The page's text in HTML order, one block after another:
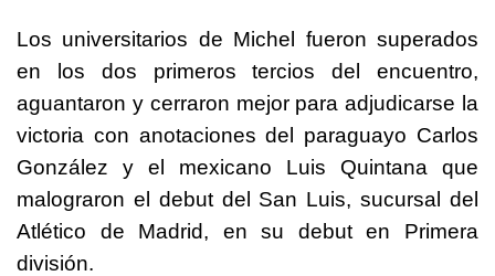
Los universitarios de Michel fueron superados
en los dos primeros tercios del encuentro,
aguantaron y cerraron mejor para adjudicarse la
victoria con anotaciones del paraguayo Carlos
González y el mexicano Luis Quintana que
malograron el debut del San Luis, sucursal del
Atlético de Madrid, en su debut en Primera
división.